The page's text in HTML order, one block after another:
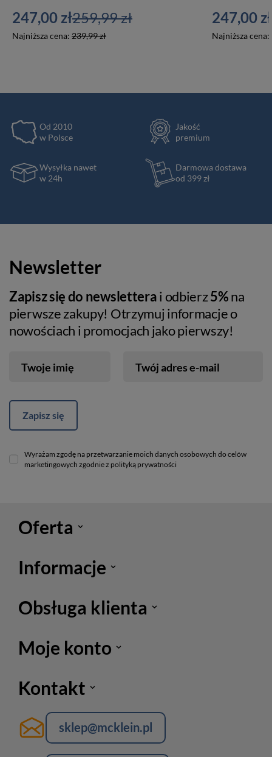
247,00 zł
Najniższa cena: 239,99 zł
259,99 zł 247,00 zł
Najniższa cena:
Od 2010
w Polsce
Jakość
premium
Wysyłka nawet
w 24h
Darmowa dostawa
od 399 zł
Newsletter
Zapisz się do newsletterai odbierz5%na
pierwsze zakupy! Otrzymuj informacje o
nowościach i promocjach jako pierwszy!
Twoje imię Twój adres e-mail
Zapisz się
Wyrażam zgodę na przetwarzanie moich danych osobowych do celów
marketingowych zgodnie z polityką prywatności
Oferta
Informacje
Obsługa klienta
Moje konto
Kontakt
sklep@mcklein.pl